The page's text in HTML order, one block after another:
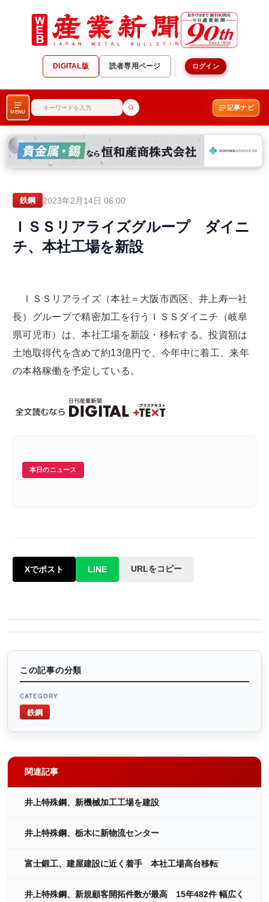
DIGITAL版 読者専用ページ ログイン
MENU
記事ナビ
鉄鋼 2023年2月14日 06:00
ＩＳＳリアライズグループ ダイニ
チ、本社工場を新設
ＩＳＳリアライズ（本社＝大阪市西区、井上寿一社
長）グループで精密加工を行うＩＳＳダイニチ（岐阜
県可児市）は、本社工場を新設・移転する。投資額は
土地取得代を含めて約13億円で、今年中に着工、来年
の本格稼働を予定している。
本日のニュース
Xでポスト LINE URLをコピー
この記事の分類
CATEGORY
鉄鋼
関連記事
井上特殊鋼、新機械加工工場を建設
井上特殊鋼、栃木に新物流センター
富士鍛工、建屋建設に近く着手 本社工場高台移転
井上特殊鋼、新規顧客開拓件数が最高 15年482件 幅広く